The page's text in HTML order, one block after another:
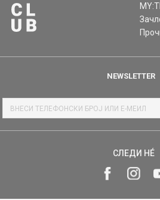
NEWSLETTER
СЛЕДИ НÉ